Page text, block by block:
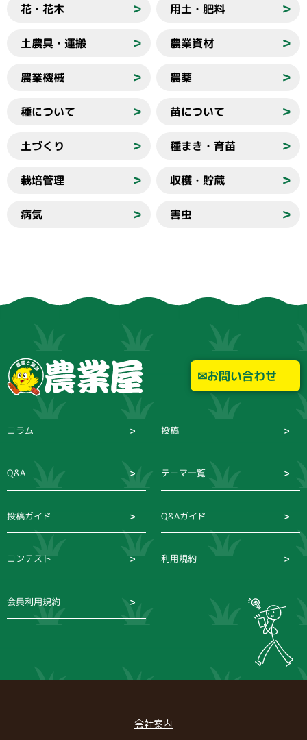
花・花木 ＞ 用土・肥料 ＞
土農具・運搬 ＞ 農業資材 ＞
農業機械 ＞ 農薬 ＞
種について ＞ 苗について ＞
土づくり ＞ 種まき・育苗 ＞
栽培管理 ＞ 収穫・貯蔵 ＞
病気 ＞ 害虫 ＞
お問い合わせ
コラム 投稿
Q&A テーマ一覧
投稿ガイド Q&Aガイド
コンテスト 利用規約
会員利用規約
会社案内